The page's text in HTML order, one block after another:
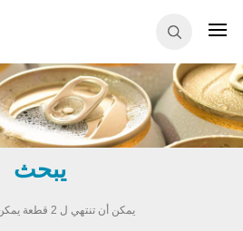
يبحث
يمكن أن تنتهي ل 2 قطعة يمكن